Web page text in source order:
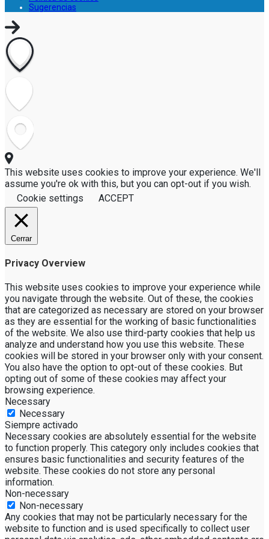
Sugerencias
This website uses cookies to improve your experience. We'll
assume you're ok with this, but you can opt-out if you wish.
Cookie settings
ACCEPT
Cerrar
Privacy Overview
This website uses cookies to improve your experience while
you navigate through the website. Out of these, the cookies
that are categorized as necessary are stored on your browser
as they are essential for the working of basic functionalities
of the website. We also use third-party cookies that help us
analyze and understand how you use this website. These
cookies will be stored in your browser only with your consent.
You also have the option to opt-out of these cookies. But
opting out of some of these cookies may affect your
browsing experience.
Necessary
Necessary
Siempre activado
Necessary cookies are absolutely essential for the website
to function properly. This category only includes cookies that
ensures basic functionalities and security features of the
website. These cookies do not store any personal
information.
Non-necessary
Non-necessary
Any cookies that may not be particularly necessary for the
website to function and is used specifically to collect user